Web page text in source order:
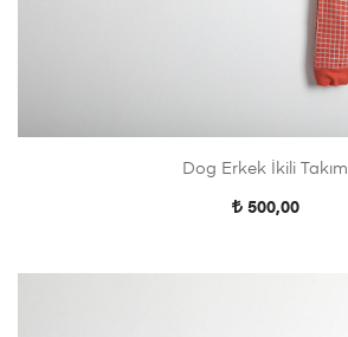
Dog Erkek İkili Takım
500,00